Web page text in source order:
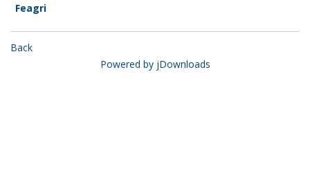
Feagri
Back
Powered by jDownloads